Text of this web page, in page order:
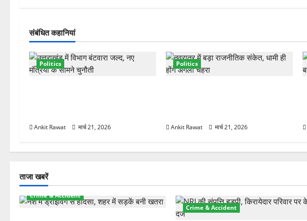
गे
श
न
संबंधित कहानियां
Politics
Ankit Rawat मार्च 21, 2026
Politics
Ankit Rawat मार्च 21, 2026
ताजा खबरें
Crime & Accident
Crime & Accident